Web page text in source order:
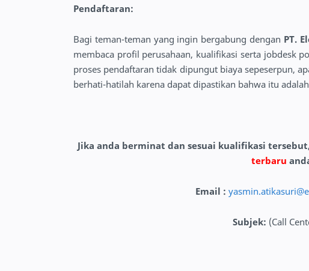
Pendaftaran:
Bagi teman-teman yang ingin bergabung dengan PT.
membaca profil perusahaan, kualifikasi serta jobdesk
proses pendaftaran tidak dipungut biaya sepeserpun,
berhati-hatilah karena dapat dipastikan bahwa itu adalah
Jika anda berminat dan sesuai kualifikasi
terbaru
Email :
Subjek: (Call